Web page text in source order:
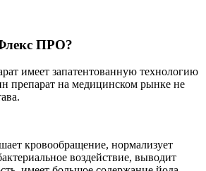
ПРО?
имеет запатентованную технологию
препарат на медицинском рынке не
кровообращение, нормализует
воздействие, выводит